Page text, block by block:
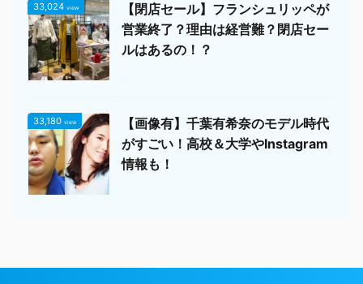
33,024 view
【閉店セール】フランシュリッペが
営業終了？理由は経営難？閉店セー
ルはあるの！？
33,180 view
【画像有】千葉有希奈のモデル時代
がすごい！高校＆大学やInstagram
情報も！